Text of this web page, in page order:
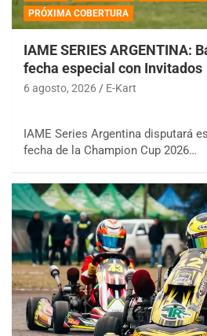
PRÓXIMA COBERTURA
IAME SERIES ARGENTINA:
fecha especial con Invitados
6 agosto, 2026 E-Kart
IAME Series Argentina disputará
fecha de la Champion Cup 2026…